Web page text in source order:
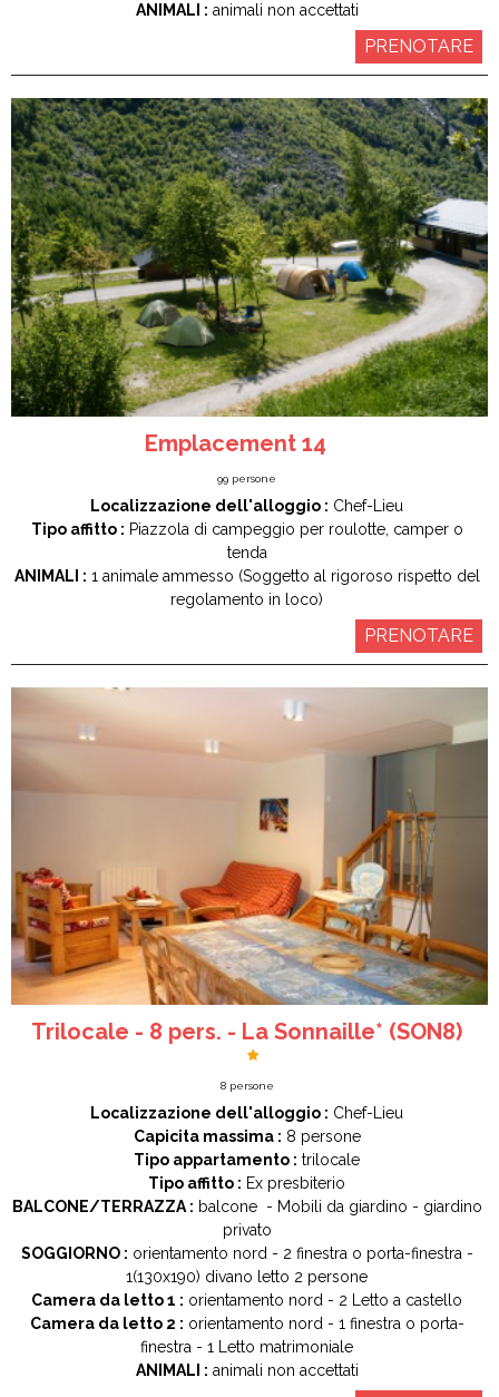
ANIMALI : animali non accettati
PRENOTARE
Emplacement 14
99 persone
Localizzazione dell'alloggio : Chef-Lieu
Tipo affitto : Piazzola di campeggio per roulotte, camper o
tenda
ANIMALI : 1 animale ammesso (Soggetto al rigoroso rispetto del
regolamento in loco)
PRENOTARE
Trilocale - 8 pers. - La Sonnaille* (SON8)
8 persone
Localizzazione dell'alloggio : Chef-Lieu
Capicita massima : 8 persone
Tipo appartamento : trilocale
Tipo affitto : Ex presbiterio
BALCONE/TERRAZZA : balcone Mobili da giardino
giardino
privato
SOGGIORNO : orientamento nord 2 finestra o porta-finestra
1(130x190) divano letto 2 persone
Camera da letto 1 : orientamento nord 2
Letto a castello
Camera da letto 2 : orientamento nord 1 finestra o porta-
finestra
1
Letto matrimoniale
ANIMALI : animali non accettati